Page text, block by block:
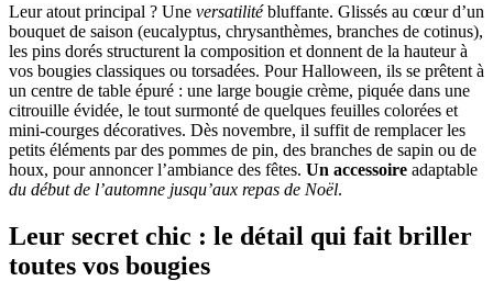
Leur atout principal ? Une versatilitébluffante. Glissés au cœur d’un
bouquet de saison (eucalyptus, chrysanthèmes, branches de cotinus),
les pins dorés structurent la composition et donnent de la hauteur à
vos bougies classiques ou torsadées. Pour Halloween, ils se prêtent à
un centre de table épuré : une large bougie crème, piquée dans une
citrouille évidée, le tout surmonté de quelques feuilles colorées et
mini-courges décoratives. Dès novembre, il suffit de remplacer les
petits éléments par des pommes de pin, des branches de sapin ou de
houx, pour annoncer l’ambiance des fêtes. Un accessoire adaptable
du début de l’automne jusqu’aux repas de Noël.
Leur secret chic : le détail qui fait briller
toutes vos bougies